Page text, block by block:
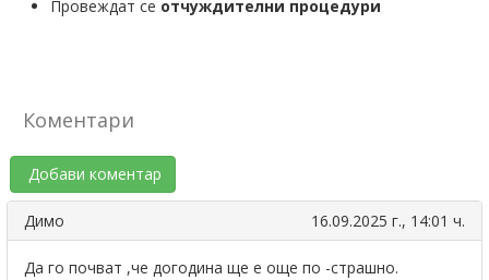
Провеждат се отчуждителни процедури
Коментари
Добави коментар
Димо 16.09.2025 г., 14:01 ч.
Да го почват ,че догодина ще е още по -страшно.